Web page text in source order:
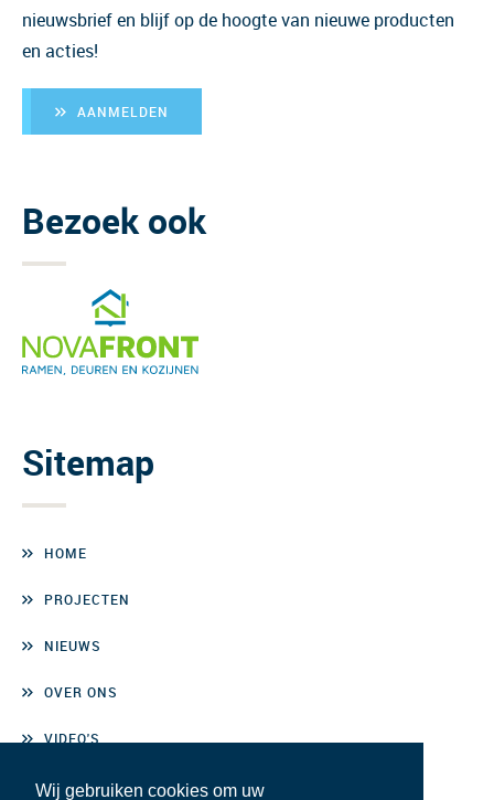
Wij gebruiken cookies om uw
nieuwsbrief en blijf op de hoogte van nieuwe producten
en acties!
AANMELDEN
Bezoek ook
Sitemap
HOME
PROJECTEN
NIEUWS
OVER ONS
VIDEO'S
CONTACT